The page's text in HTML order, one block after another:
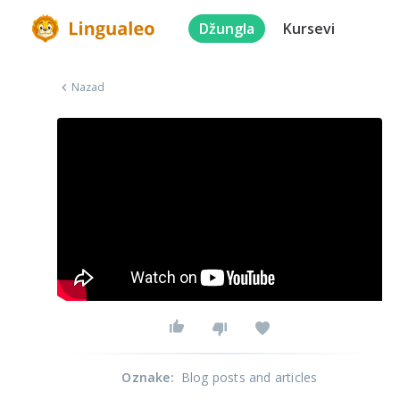
Džungla Kursevi
Nazad
Oznake: Blog posts and articles